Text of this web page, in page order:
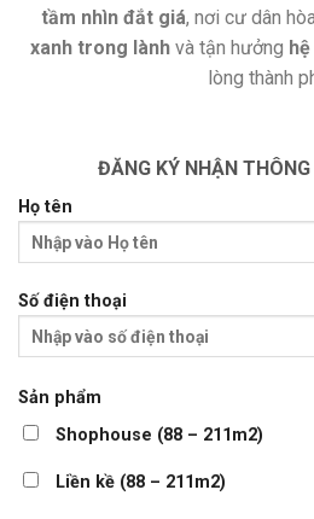
tầm nhìn đắt giá, nơi cư dân
xanh trong lành và tận hưởng
lòng thành
ĐĂNG KÝ NHẬN
Họ tên
Số điện thoại
Sản phẩm
Shophouse (88 – 211m2)
Liền kề (88 – 211m2)